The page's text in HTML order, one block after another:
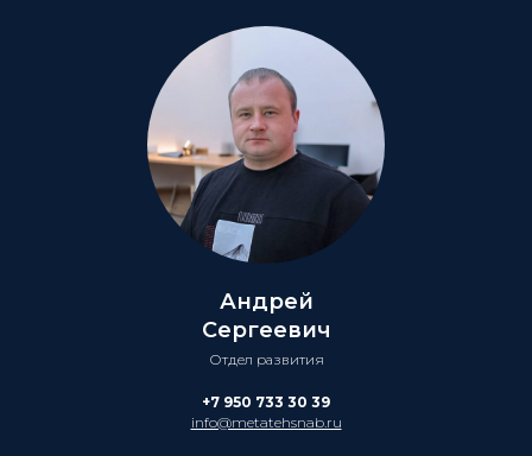
Андрей
Сергеевич
Отдел развития
+7 950 733 30 39
info@metatehsnab.ru